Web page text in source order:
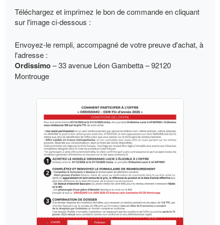
Téléchargez et imprimez le bon de commande en cliquant
sur l'image ci-dessous :
Envoyez-le rempli, accompagné de votre preuve d'achat, à
l'adresse :
Ordissimo– 33 avenue Léon Gambetta – 92120
Montrouge